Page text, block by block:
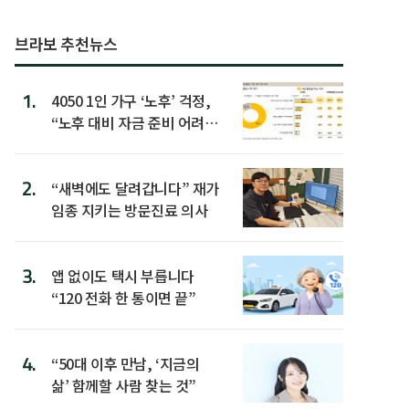
브라보 추천뉴스
1.
4050 1인 가구 ‘노후’ 걱정,
“노후 대비 자금 준비 어려
2.
“새벽에도 달려갑니다” 재가
임종 지키는 방문진료 의사
3.
앱 없이도 택시 부릅니다
“120 전화 한 통이면 끝”
4.
“50대 이후 만남, ‘지금의
삶’ 함께할 사람 찾는 것”